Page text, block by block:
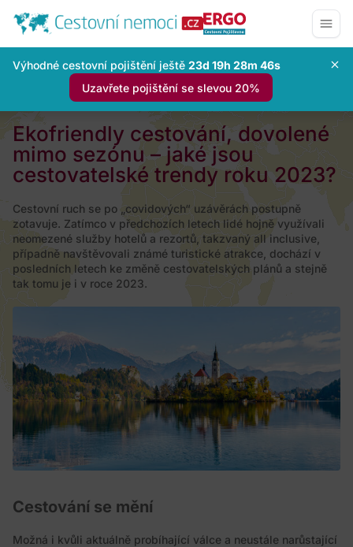
Výhodné cestovní pojištění ještě 23d 19h 28m 45s
Uzavřete pojištění se slevou 20%
Ekofriendly cestování, dovolené
mimo sezónu – jaké jsou
cestovatelské trendy roku 2023?
Cestovní ruch se po „covidových“ uzávěrách postupně
zotavuje. Zatímco v předchozích letech lidé hojně využívali
neomezené služby hotelů a rezortů, takzvaný all inclusive,
případně navštěvovali známé turistické atrakce, dochází v
posledních letech ke změně cestovatelských plánů a stejně
tak tomu je i v roce 2023.
Cestování se mění
Možná i kvůli aktuálně probíhající válce a neustále narůstající